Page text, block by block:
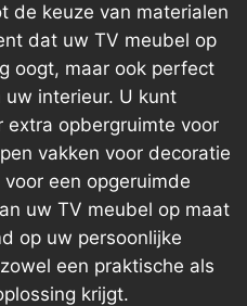
de keuze van materialen
dat uw TV meubel op
oogt, maar ook perfect
interieur. U kunt
extra opbergruimte voor
vakken voor decoratie
een opgeruimde
uw TV meubel op maat
op uw persoonlijke
een praktische als
krijgt.